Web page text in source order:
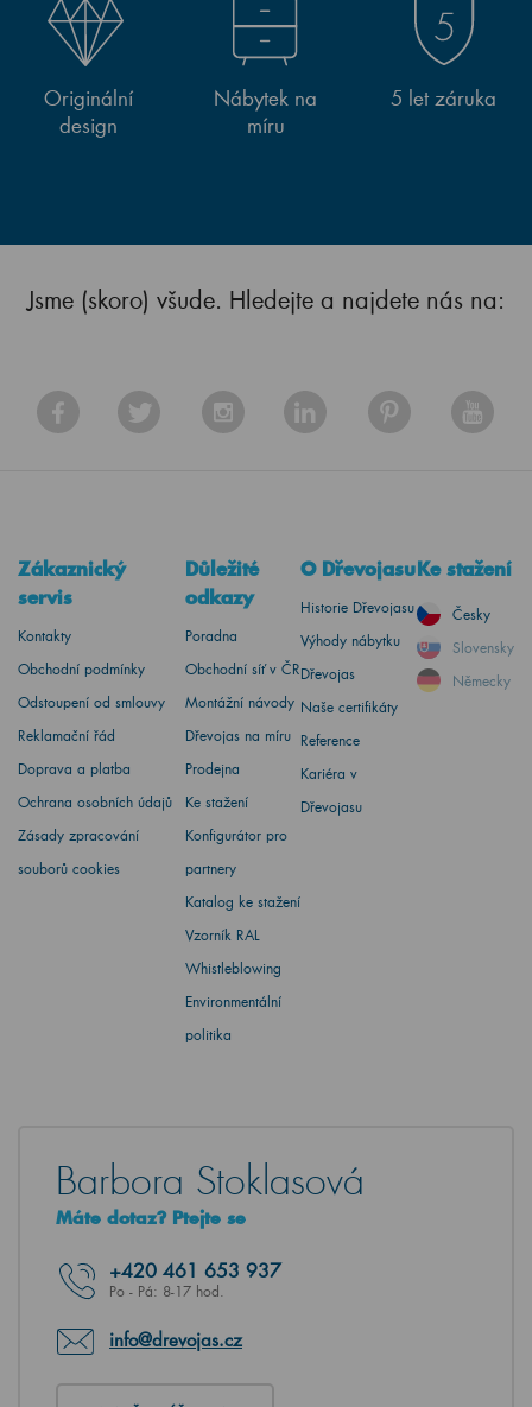
Originální
design
Nábytek na
míru
5 let záruka
Jsme (skoro) všude. Hledejte a najdete nás na:
Zákaznický
servis
Kontakty
Obchodní podmínky
Odstoupení od smlouvy
Reklamační řád
Doprava a platba
Ochrana osobních údajů
Zásady zpracování
souborů cookies
Důležité
odkazy
Poradna
Obchodní síť v ČR
Montážní návody
Dřevojas na míru
Prodejna
Ke stažení
Konfigurátor pro
partnery
Katalog ke stažení
Vzorník RAL
Whistleblowing
Environmentální
politika
O Dřevojasu
Historie Dřevojasu
Výhody nábytku
Dřevojas
Naše certifikáty
Reference
Kariéra v
Dřevojasu
Ke stažení
Česky
Slovensky
Německy
Barbora Stoklasová
Máte dotaz? Ptejte se
+420 461 653 937
Po - Pá: 8-17 hod.
info@drevojas.cz